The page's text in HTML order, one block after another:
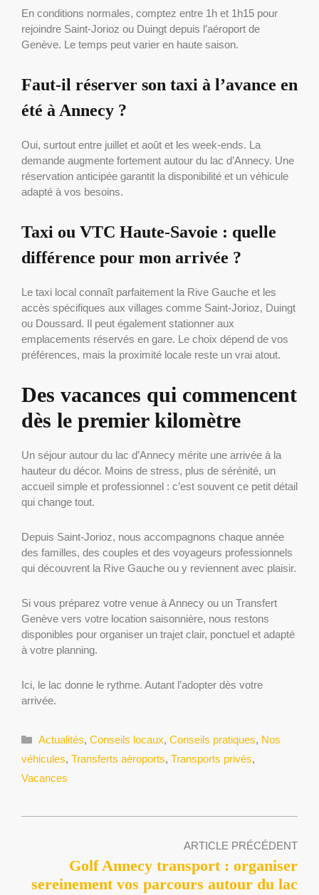
En conditions normales, comptez entre 1h et 1h15 pour
rejoindre Saint-Jorioz ou Duingt depuis l’aéroport de
Genève. Le temps peut varier en haute saison.
Faut-il réserver son taxi à l’avance en
été à Annecy ?
Oui, surtout entre juillet et août et les week-ends. La
demande augmente fortement autour du lac d’Annecy. Une
réservation anticipée garantit la disponibilité et un véhicule
adapté à vos besoins.
Taxi ou VTC Haute-Savoie : quelle
différence pour mon arrivée ?
Le taxi local connaît parfaitement la Rive Gauche et les
accès spécifiques aux villages comme Saint-Jorioz, Duingt
ou Doussard. Il peut également stationner aux
emplacements réservés en gare. Le choix dépend de vos
préférences, mais la proximité locale reste un vrai atout.
Des vacances qui commencent
dès le premier kilomètre
Un séjour autour du lac d’Annecy mérite une arrivée à la
hauteur du décor. Moins de stress, plus de sérénité, un
accueil simple et professionnel : c’est souvent ce petit détail
qui change tout.
Depuis Saint-Jorioz, nous accompagnons chaque année
des familles, des couples et des voyageurs professionnels
qui découvrent la Rive Gauche ou y reviennent avec plaisir.
Si vous préparez votre venue à Annecy ou un Transfert
Genève vers votre location saisonnière, nous restons
disponibles pour organiser un trajet clair, ponctuel et adapté
à votre planning.
Ici, le lac donne le rythme. Autant l’adopter dès votre
arrivée.
Catégories
Actualités, Conseils locaux, Conseils pratiques, Nos
véhicules, Transferts aéroports, Transports privés,
Vacances
ARTICLE PRÉCÉDENT
Golf Annecy transport : organiser
sereinement vos parcours autour du lac